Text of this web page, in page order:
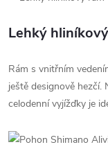
Lehký
Rám s vnitřním
ještě designově hezčí.
celodenní vyjížďky je